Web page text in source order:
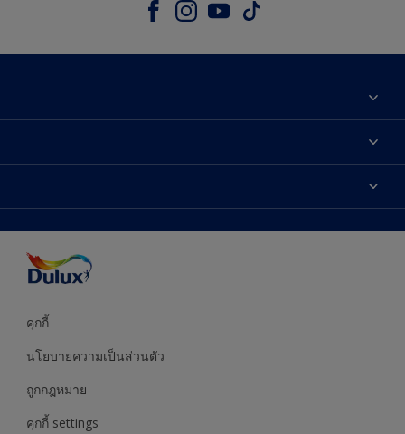
ติดต่อเรา
ผลิตภัณฑ์
ไอเดียการตกแต่ง
คำแนะนำจากผู้เชี่ยวชาญ
บริการออกแบบสี
คุกกี้
นโยบายความเป็นส่วนตัว
ถูกกฎหมาย
คุกกี้ settings